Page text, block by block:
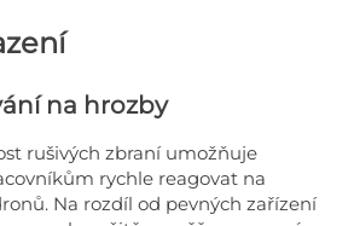
na hrozby
rušivých zbraní umožňuje
rychle reagovat na
Na rozdíl od pevných zařízení